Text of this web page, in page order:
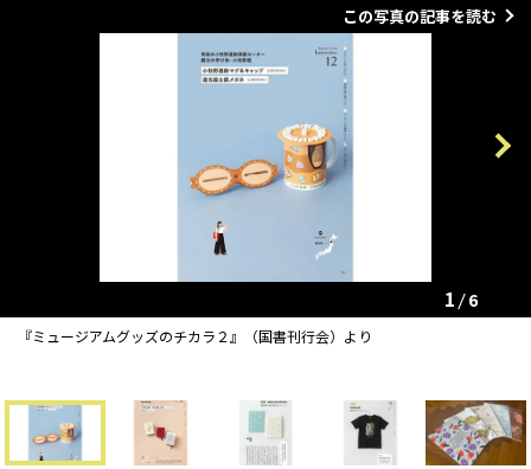
この写真の記事を読む
『ミュージアムグッズのチカラ２』（国書刊行会）より
Next
1 6